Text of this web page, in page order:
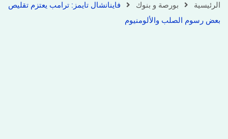
الرئيسية بورصة و بنوك
فاينانشال تايمز: ترامب يعتزم تقليص
بعض رسوم الصلب والألومنيوم